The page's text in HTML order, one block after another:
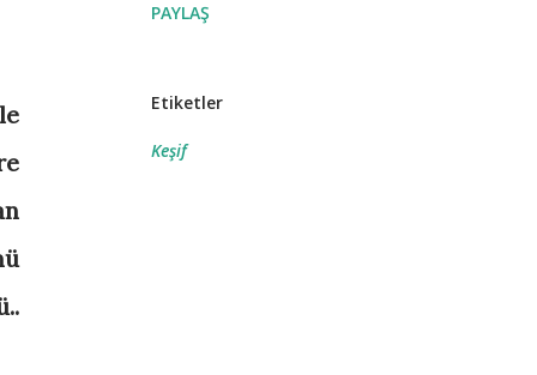
PAYLAŞ
Etiketler
Keşif